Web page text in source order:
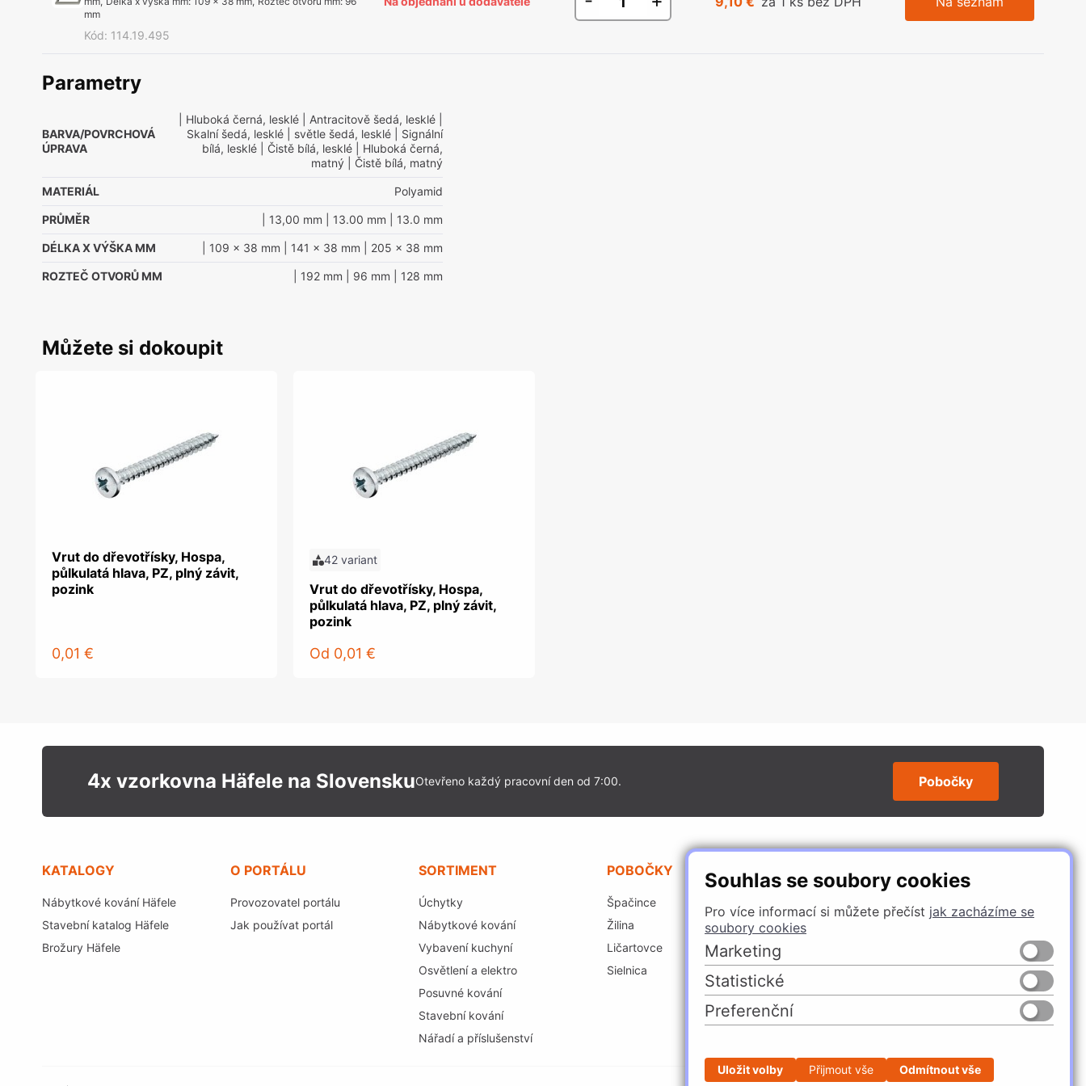
Souhlas se soubory cookies
Pro více informací si můžete přečíst jak zacházíme se
soubory cookies
Marketing
Statistické
Preferenční
Uložit volby Přijmout vše Odmítnout vše
mm
Kód: 114.19.495
Parametry
BARVA/POVRCHOVÁ
ÚPRAVA
| Hluboká černá, lesklé | Antracitově šedá, lesklé
Skalní šedá, lesklé | světle šedá, lesklé | Signální
bílá, lesklé | Čistě bílá, lesklé | Hluboká černá,
matný | Čistě bílá, matný
MATERIÁL Polyamid
PRŮMĚR | 13,00 mm | 13.00 mm | 13.0 mm
DÉLKA X VÝŠKA MM | 109 x 38 mm | 141 x 38 mm | 205 x 38 mm
ROZTEČ OTVORŮ MM | 192 mm | 96 mm | 128 mm
Můžete si dokoupit
Vrut do dřevotřísky, Hospa,
půlkulatá hlava, PZ, plný závit,
pozink
0,01 €
42 variant
Vrut do dřevotřísky, Hospa,
půlkulatá hlava, PZ, plný závit,
pozink
Od 0,01 €
4x vzorkovna Häfele na SlovenskuOtevřeno každý pracovní den od 7:00. Pobočky
KATALOGY
Nábytkové kování Häfele
Stavební katalog Häfele
Brožury Häfele
O PORTÁLU
Provozovatel portálu
Jak používat portál
SORTIMENT
Úchytky
Nábytkové kování
Vybavení kuchyní
Osvětlení a elektro
Posuvné kování
Stavební kování
Nářadí a příslušenství
POBOČKY
Špačince
Žilina
Ličartovce
Sielnica
SLEDUJTE NÁS
Česko Slovensko